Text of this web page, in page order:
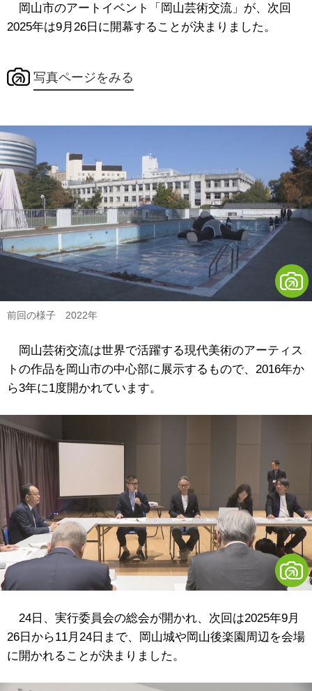
岡山市のアートイベント「岡山芸術交流」が、次回
2025年は9月26日に開幕することが決まりました。
写真ページをみる
前回の様子 2022年
岡山芸術交流は世界で活躍する現代美術のアーティス
トの作品を岡山市の中心部に展示するもので、2016年か
ら3年に1度開かれています。
24日、実行委員会の総会が開かれ、次回は2025年9月
26日から11月24日まで、岡山城や岡山後楽園周辺を会場
に開かれることが決まりました。